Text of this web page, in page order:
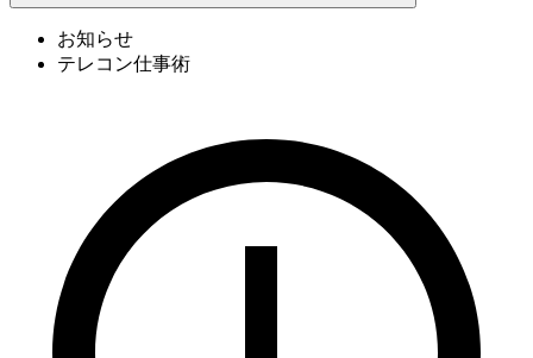
お知らせ
テレコン仕事術